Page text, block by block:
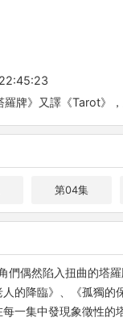
羅牌》又譯《Tarot》
第04集
們偶然陷入扭曲的塔
的降臨》、《孤獨
一集中發現象徵性